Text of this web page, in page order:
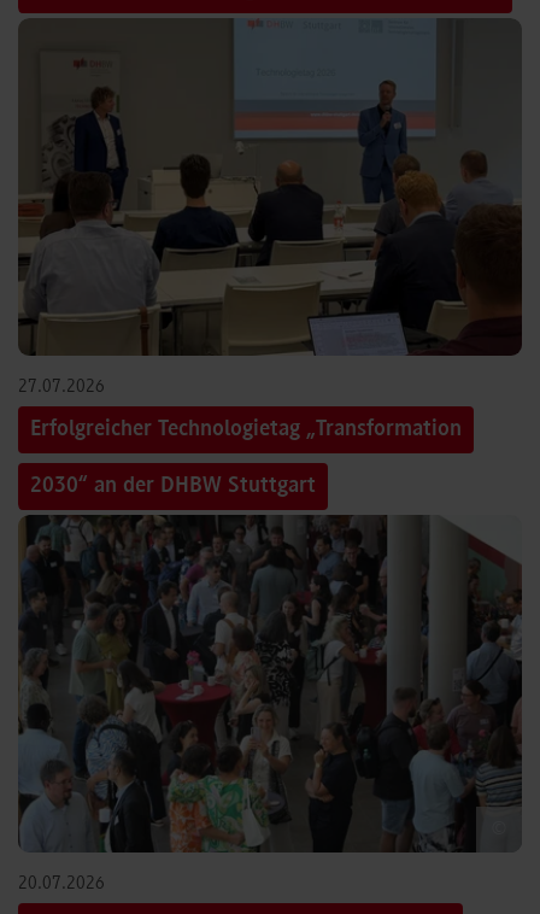
27.07.2026
Erfolgreicher Technologietag „Transformation
2030“ an der DHBW Stuttgart
20.07.2026